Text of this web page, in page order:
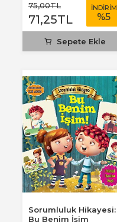
75,00TL
71,25TL
İNDİRİM
%5
Sepete Ekle
Sorumluluk Hikayesi:
Bu Benim İşim